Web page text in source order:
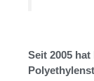
Seit 2005